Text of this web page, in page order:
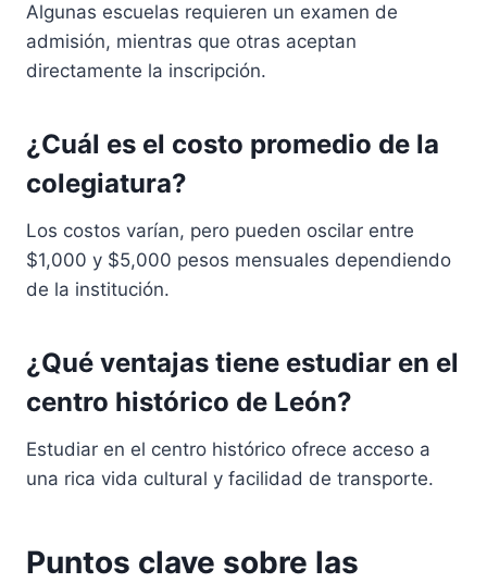
Algunas escuelas requieren un examen de
admisión, mientras que otras aceptan
directamente la inscripción.
¿Cuál es el costo promedio de la
colegiatura?
Los costos varían, pero pueden oscilar entre
$1,000 y $5,000 pesos mensuales dependiendo
de la institución.
¿Qué ventajas tiene estudiar en el
centro histórico de León?
Estudiar en el centro histórico ofrece acceso a
una rica vida cultural y facilidad de transporte.
Puntos clave sobre las